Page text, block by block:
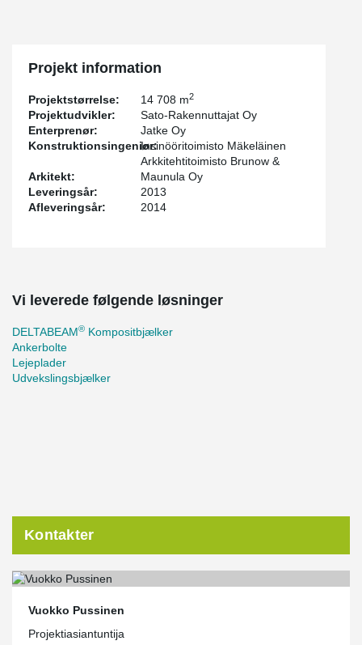
Projekt information
Projektstørrelse: 14 708 m2
Projektudvikler:
Sato-Rakennuttajat Oy
Enterprenør:
Jatke Oy
Konstruktionsingeniør:Insinööritoimisto Mäkeläinen
Arkitekt:
Arkkitehtitoimisto Brunow &
Maunula Oy
Leveringsår:
2013
Afleveringsår:
2014
Vi leverede følgende løsninger
DELTABEAM® Kompositbjælker
Ankerbolte
Lejeplader
Udvekslingsbjælker
Kontakter
Vuokko Pussinen
Projektiasiantuntija